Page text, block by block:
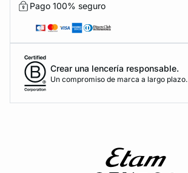
Pago 100% seguro
Crear una lencería responsable.
Un compromiso de marca a largo plazo.